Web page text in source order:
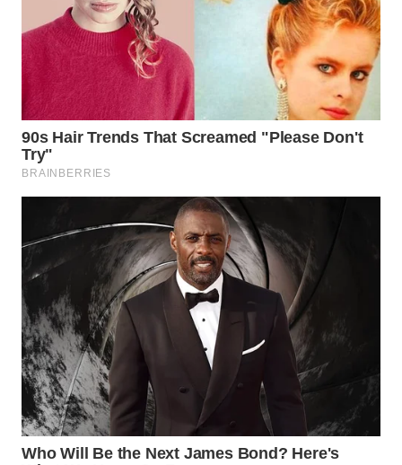
CIREBON
WN
INDRAMAYU
WN
KUNINGAN
WN
SUBANG
WN
SUKABUMI
WN
PURWAKARTA
WN